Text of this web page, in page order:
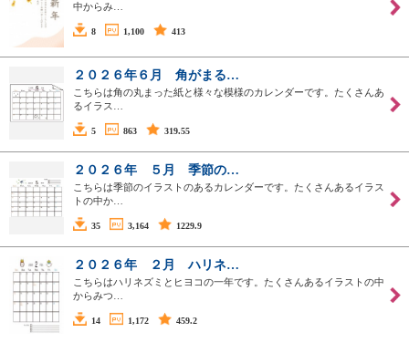
中からみ…
8 1,100 413
２０２６年６月 角がまる…
こちらは角の丸まった紙と様々な模様のカレンダーです。たくさんあ
るイラス…
5 863 319.55
２０２６年 ５月 季節の…
こちらは季節のイラストのあるカレンダーです。たくさんあるイラス
トの中か…
35 3,164 1229.9
２０２６年 ２月 ハリネ…
こちらはハリネズミとヒヨコの一年です。たくさんあるイラストの中
からみつ…
14 1,172 459.2